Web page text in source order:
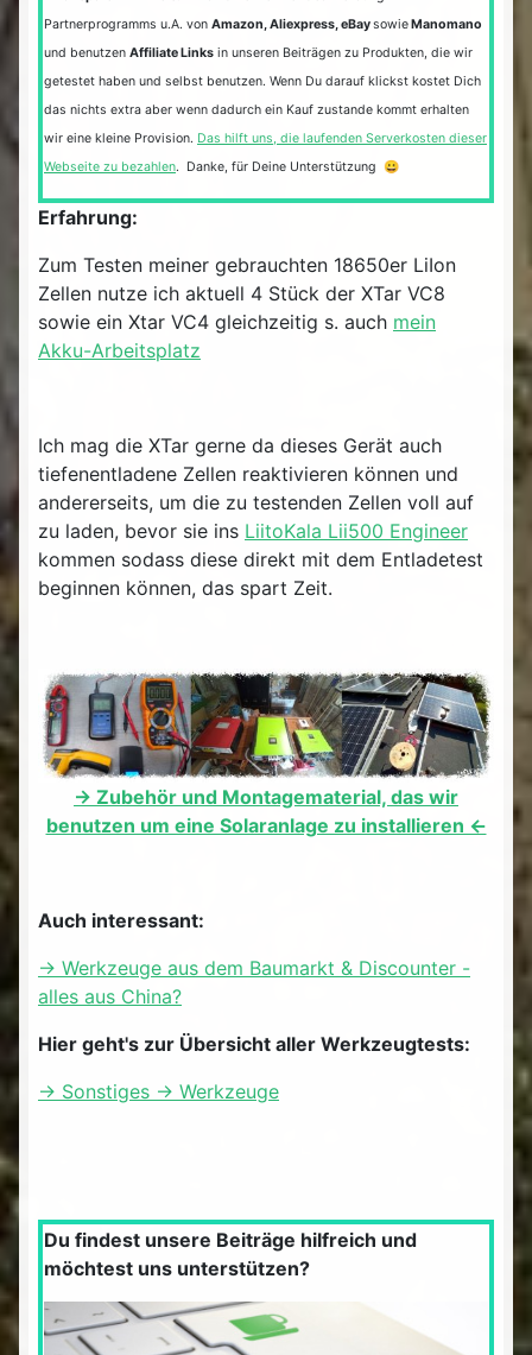
Partnerprogramms u.A. von Amazon, Aliexpress, eBaysowieManomano
und benutzen Affiliate Links in unseren Beiträgen zu Produkten, die wir
getestet haben und selbst benutzen. Wenn Du darauf klickst kostet Dich
das nichts extra aber wenn dadurch ein Kauf zustande kommt erhalten
wir eine kleine Provision. Das hilft uns, die laufenden Serverkosten dieser
Webseite zu bezahlen. Danke, für Deine Unterstützung 😀
Erfahrung:
Zum Testen meiner gebrauchten 18650er LiIon
Zellen nutze ich aktuell 4 Stück der XTar VC8
sowie ein Xtar VC4 gleichzeitig s. auch mein
Akku-Arbeitsplatz
Ich mag die XTar gerne da dieses Gerät auch
tiefenentladene Zellen reaktivieren können und
andererseits, um die zu testenden Zellen voll auf
zu laden, bevor sie ins LiitoKala Lii500 Engineer
kommen sodass diese direkt mit dem Entladetest
beginnen können, das spart Zeit.
-> Zubehör und Montagematerial, das wir
benutzen um eine Solaranlage zu installieren <-
Auch interessant:
-> Werkzeuge aus dem Baumarkt & Discounter -
alles aus China?
Hier geht's zur Übersicht aller Werkzeugtests:
-> Sonstiges -> Werkzeuge
Du findest unsere Beiträge hilfreich und
möchtest uns unterstützen?